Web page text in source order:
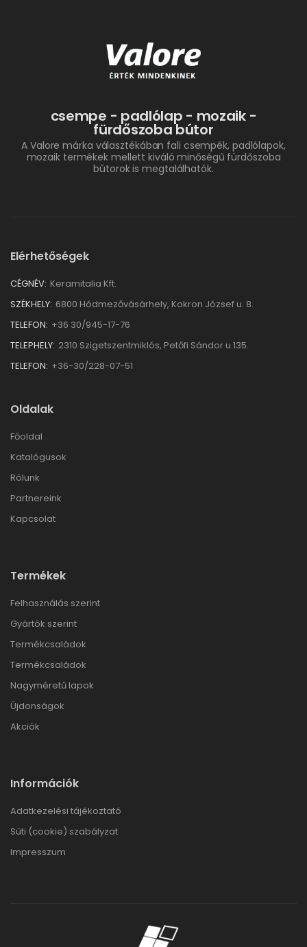
csempe - padlólap - mozaik -
fürdőszoba bútor
A Valore márka választékában fali csempék, padlólapok,
mozaik termékek mellett kiváló minőségű fürdőszoba
bútorok is megtalálhatók.
Elérhetőségek
CÉGNÉV: Keramitalia Kft.
SZÉKHELY: 6800 Hódmezővásárhely, Kokron József u. 8.
TELEFON: +36 30/945-17-76
TELEPHELY: 2310 Szigetszentmiklós, Petőfi Sándor u.135.
TELEFON: +36-30/228-07-51
Oldalak
Főoldal
Katalógusok
Rólunk
Partnereink
Kapcsolat
Termékek
Felhasználás szerint
Gyártók szerint
Termékcsaládok
Termékcsaládok
Nagyméretű lapok
Újdonságok
Akciók
Információk
Adatkezelési tájékoztató
Süti (cookie) szabályzat
Impresszum